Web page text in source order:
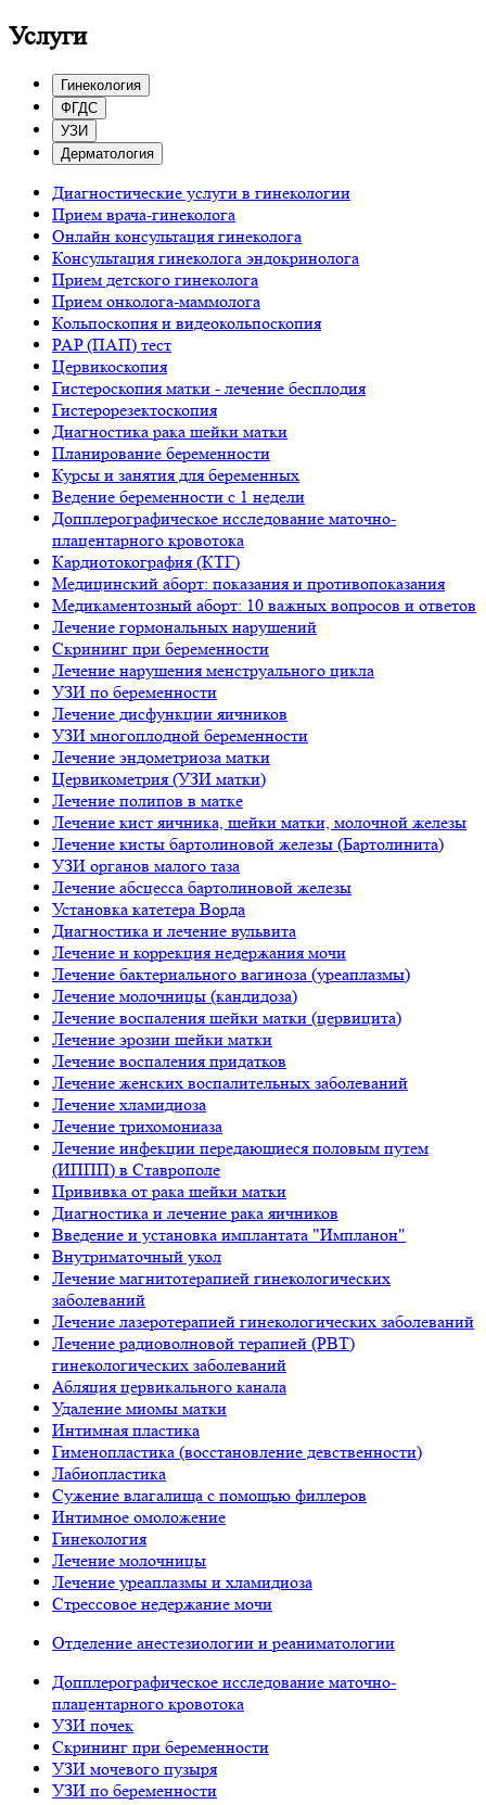
Услуги
Гинекология
ФГДС
УЗИ
Дерматология
Диагностические услуги в гинекологии
Прием врача-гинеколога
Онлайн консультация гинеколога
Консультация гинеколога эндокринолога
Прием детского гинеколога
Прием онколога-маммолога
Кольпоскопия и видеокольпоскопия
PAP (ПАП) тест
Цервикоскопия
Гистероскопия матки - лечение бесплодия
Гистерорезектоскопия
Диагностика рака шейки матки
Планирование беременности
Курсы и занятия для беременных
Ведение беременности с 1 недели
Допплерографическое исследование маточно-
плацентарного кровотока
Кардиотокография (КТГ)
Медицинский аборт: показания и противопоказания
Медикаментозный аборт: 10 важных вопросов и ответов
Лечение гормональных нарушений
Скрининг при беременности
Лечение нарушения менструального цикла
УЗИ по беременности
Лечение дисфункции яичников
УЗИ многоплодной беременности
Лечение эндометриоза матки
Цервикометрия (УЗИ матки)
Лечение полипов в матке
Лечение кист яичника, шейки матки, молочной железы
Лечение кисты бартолиновой железы (Бартолинита)
УЗИ органов малого таза
Лечение абсцесса бартолиновой железы
Установка катетера Ворда
Диагностика и лечение вульвита
Лечение и коррекция недержания мочи
Лечение бактериального вагиноза (уреаплазмы)
Лечение молочницы (кандидоза)
Лечение воспаления шейки матки (цервицита)
Лечение эрозии шейки матки
Лечение воспаления придатков
Лечение женских воспалительных заболеваний
Лечение хламидиоза
Лечение трихомониаза
Лечение инфекции передающиеся половым путем
(ИППП) в Ставрополе
Прививка от рака шейки матки
Диагностика и лечение рака яичников
Введение и установка имплантата "Импланон"
Внутриматочный укол
Лечение магнитотерапией гинекологических
заболеваний
Лечение лазеротерапией гинекологических заболеваний
Лечение радиоволновой терапией (РВТ)
гинекологических заболеваний
Абляция цервикального канала
Удаление миомы матки
Интимная пластика
Гименопластика (восстановление девственности)
Лабиопластика
Сужение влагалища с помощью филлеров
Интимное омоложение
Гинекология
Лечение молочницы
Лечение уреаплазмы и хламидиоза
Стрессовое недержание мочи
Отделение анестезиологии и реаниматологии
Допплерографическое исследование маточно-
плацентарного кровотока
УЗИ почек
Скрининг при беременности
УЗИ мочевого пузыря
УЗИ по беременности